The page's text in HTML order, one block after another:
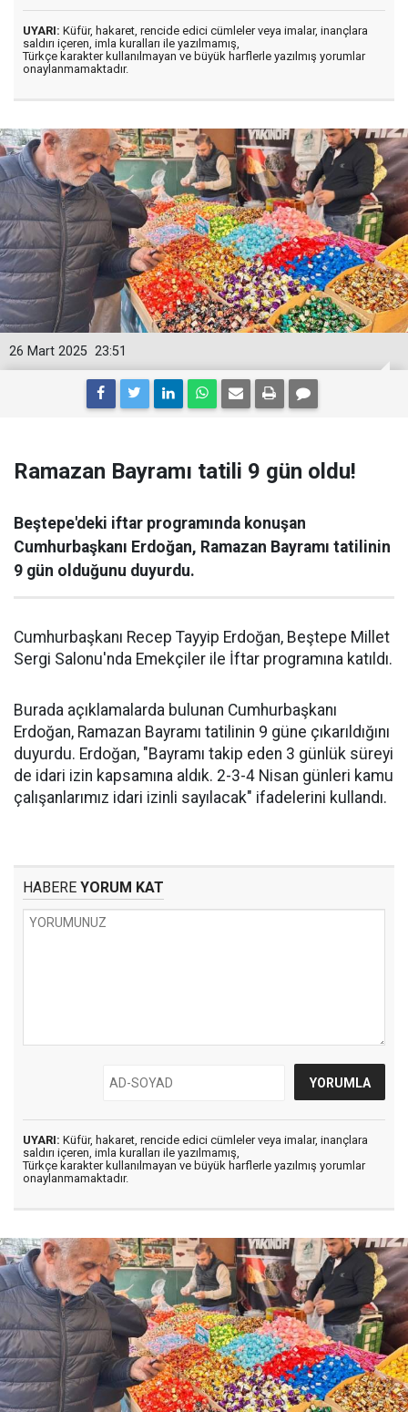
UYARI: Küfür, hakaret, rencide edici cümleler veya imalar, inançlara
saldırı içeren, imla kuralları ile yazılmamış,
Türkçe karakter kullanılmayan ve büyük harflerle yazılmış yorumlar
onaylanmamaktadır.
23:51
26 Mart 2025
Ramazan Bayramı tatili 9 gün oldu!
Beştepe'deki iftar programında konuşan
Cumhurbaşkanı Erdoğan, Ramazan Bayramı tatilinin
9 gün olduğunu duyurdu.
Cumhurbaşkanı Recep Tayyip Erdoğan, Beştepe Millet
Sergi Salonu'nda Emekçiler ile İftar programına katıldı.
Burada açıklamalarda bulunan Cumhurbaşkanı
Erdoğan, Ramazan Bayramı tatilinin 9 güne çıkarıldığını
duyurdu. Erdoğan, "Bayramı takip eden 3 günlük süreyi
de idari izin kapsamına aldık. 2-3-4 Nisan günleri kamu
çalışanlarımız idari izinli sayılacak" ifadelerini kullandı.
HABERE YORUM KAT
UYARI: Küfür, hakaret, rencide edici cümleler veya imalar, inançlara
saldırı içeren, imla kuralları ile yazılmamış,
Türkçe karakter kullanılmayan ve büyük harflerle yazılmış yorumlar
onaylanmamaktadır.